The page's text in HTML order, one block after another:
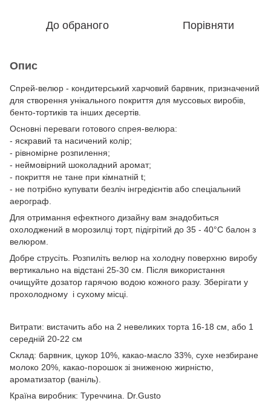
До обраного Порівняти
Опис
Спрей-велюр - кондитерський харчовий барвник, призначений
для створення унікального покриття для муссовых виробів,
бенто-тортиків та інших десертів.
Основні переваги готового спрея-велюра:
- яскравий та насичений колір;
- рівномірне розпилення;
- неймовірний шоколадний аромат;
- покриття не тане при кімнатній t;
- не потрібно купувати безліч інгредієнтів або спеціальний
аерограф.
Для отримання ефектного дизайну вам знадобиться
охолоджений в морозилці торт, підігрітий до 35 - 40°C балон з
велюром.
Добре струсіть. Розпиліть велюр на холодну поверхню виробу
вертикально на відстані 25-30 см. Після використання
очищуйте дозатор гарячою водою кожного разу. Зберігати у
прохолодному і сухому місці.
Витрати: вистачить або на 2 невеликих торта 16-18 см, або 1
середній 20-22 см
Склад: барвник, цукор 10%, какао-масло 33%, сухе незбиране
молоко 20%, какао-порошок зі зниженою жирністю,
ароматизатор (ваніль).
Країна виробник: Туреччина. Dr.Gusto